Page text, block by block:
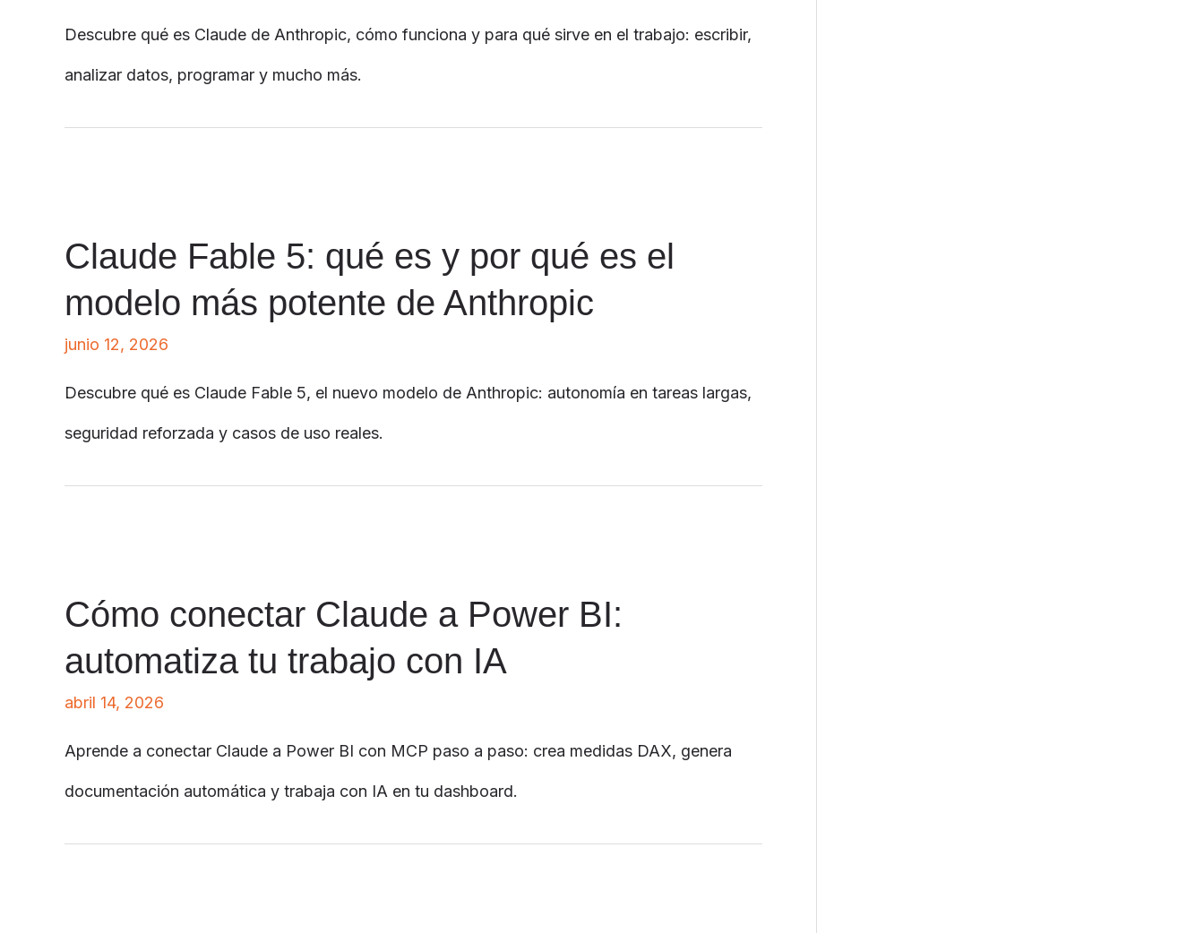
Descubre qué es Claude de Anthropic, cómo funciona y para qué sirve en el trabajo: escribir,
analizar datos, programar y mucho más.
Claude Fable 5: qué es y por qué es el
modelo más potente de Anthropic
junio 12, 2026
Descubre qué es Claude Fable 5, el nuevo modelo de Anthropic: autonomía en tareas largas,
seguridad reforzada y casos de uso reales.
Cómo conectar Claude a Power BI:
automatiza tu trabajo con IA
abril 14, 2026
Aprende a conectar Claude a Power BI con MCP paso a paso: crea medidas DAX, genera
documentación automática y trabaja con IA en tu dashboard.